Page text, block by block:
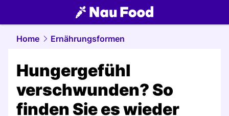
food.NAU.ch
Home Ernährungsformen
Hungergefühl
verschwunden? So
finden Sie es wieder